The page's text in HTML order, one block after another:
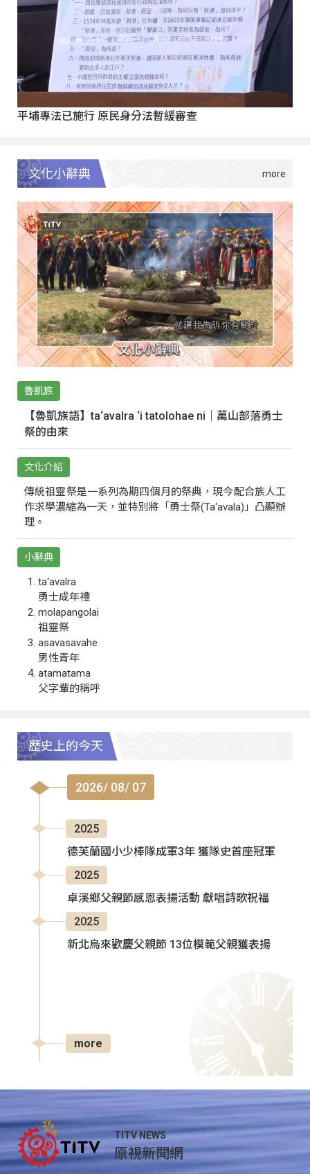
平埔專法已施行 原民身分法暫緩審查
文化小辭典
魯凱族
【魯凱族語】ta‘avalra ‘i tatolohae ni｜萬山部落勇士
祭的由來
文化介紹
傳統祖靈祭是一系列為期四個月的祭典，現今配合族人工
作求學濃縮為一天，並特別將「勇士祭(Ta‘avala)」凸顯辦
理。
小辭典
ta‘avalra
勇士成年禮
molapangolai
祖靈祭
asavasavahe
男性青年
atamatama
父字輩的稱呼
歷史上的今天
2026/ 08/ 07
2025
德芙蘭國小少棒隊成軍3年 獲隊史首座冠軍
2025
卓溪鄉父親節感恩表揚活動 獻唱詩歌祝福
2025
新北烏來歡慶父親節 13位模範父親獲表揚
more
TITV NEWS
原視新聞網